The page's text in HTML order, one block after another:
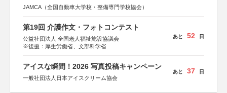
JAMCA（全国自動車大学校・整備専門学校協会）
第19回 介護作文・フォトコンテスト
公益社団法人 全国老人福祉施設協議会
※後援：厚生労働省、文部科学省
あと 52 日
アイスな瞬間！2026 写真投稿キャンペーン
一般社団法人日本アイスクリーム協会
あと 37 日